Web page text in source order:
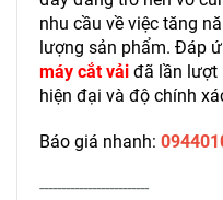
nhu cầu về việc tăng
lượng sản phẩm. Đáp
máy cắt vải đã lần lượt
hiện đại và độ chính
Báo giá nhanh:
-------------------------